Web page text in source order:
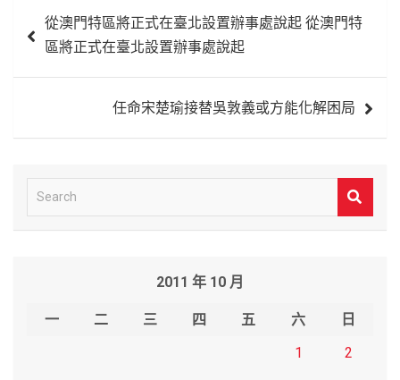
章 從澳門特區將正式在臺北設置辦事處說起 從澳門特
區將正式在臺北設置辦事處說起
任命宋楚瑜接替吳敦義或方能化解困局
e
2011 年 10 月
一 二 三 四 五 六
日
1
2